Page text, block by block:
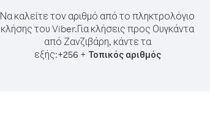
Να καλείτε τον αριθμό από το πληκτρολόγιο
κλήσης του Viber.Για κλήσεις προς Ουγκάντα
από Ζανζιβάρη, κάντε τα
εξής:+256 + Τοπικός αριθμός